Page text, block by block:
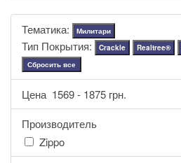
Тематика: Милитари
Тип Покрытия: Crackle Realtree®
Сбросить все
Цена 1569- 1875 грн.
Производитель
Zippo